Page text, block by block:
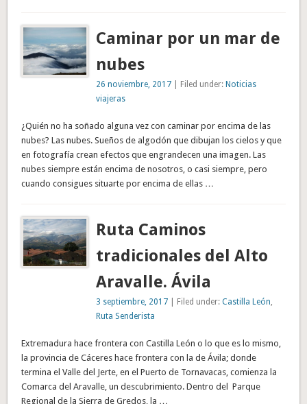
Caminar por un mar de
nubes
26 noviembre, 2017| Filed under: Noticias
viajeras
¿Quién no ha soñado alguna vez con caminar por encima de las
nubes? Las nubes. Sueños de algodón que dibujan los cielos y que
en fotografía crean efectos que engrandecen una imagen. Las
nubes siempre están encima de nosotros, o casi siempre, pero
cuando consigues situarte por encima de ellas …
Ruta Caminos
tradicionales del Alto
Aravalle. Ávila
3 septiembre, 2017| Filed under: Castilla León
Ruta Senderista
Extremadura hace frontera con Castilla León o lo que es lo mismo,
la provincia de Cáceres hace frontera con la de Ávila; donde
termina el Valle del Jerte, en el Puerto de Tornavacas, comienza la
Comarca del Aravalle, un descubrimiento. Dentro del Parque
Regional de la Sierra de Gredos, la …